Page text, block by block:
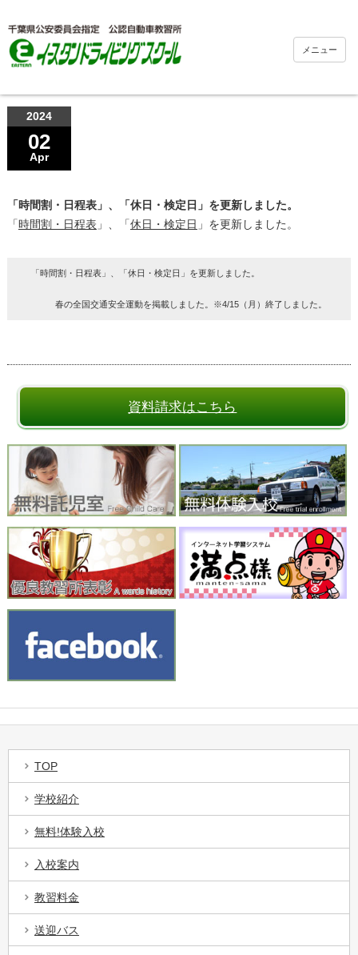
メニュー
2024
02
Apr
「時間割・日程表」、「休日・検定日」を更新しました。
「時間割・日程表 」、「休日・検定日 」を更新しました。
「時間割・日程表」、「休日・検定日」を更新しました。
春の全国交通安全運動を掲載しました。※4/15（月）終了しました。
資料請求はこちら
TOP
学校紹介
無料!体験入校
入校案内
教習料金
送迎バス